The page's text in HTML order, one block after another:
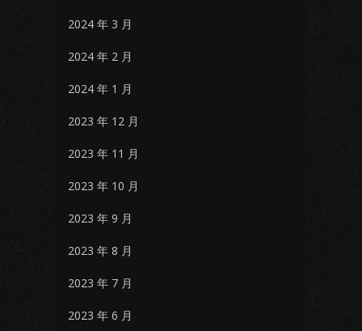
2024 年 3 月
2024 年 2 月
2024 年 1 月
2023 年 12 月
2023 年 11 月
2023 年 10 月
2023 年 9 月
2023 年 8 月
2023 年 7 月
2023 年 6 月